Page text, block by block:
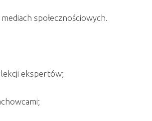
społecznościowych.
ekspertów;